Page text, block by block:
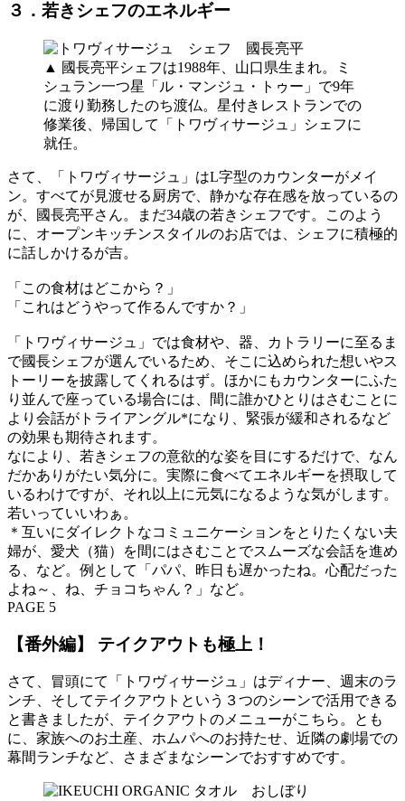
３．若きシェフのエネルギー
▲ 國長亮平シェフは1988年、山口県生まれ。ミ
シュラン一つ星「ル・マンジュ・トゥー」で9年
に渡り勤務したのち渡仏。星付きレストランでの
修業後、帰国して「トワヴィサージュ」シェフに
就任。
さて、「トワヴィサージュ」はL字型のカウンターがメイ
ン。すべてが見渡せる厨房で、静かな存在感を放っているの
が、國長亮平さん。まだ34歳の若きシェフです。このよう
に、オープンキッチンスタイルのお店では、シェフに積極的
に話しかけるが吉。
「この食材はどこから？」
「これはどうやって作るんですか？」
「トワヴィサージュ」では食材や、器、カトラリーに至るま
で國長シェフが選んでいるため、そこに込められた想いやス
トーリーを披露してくれるはず。ほかにもカウンターにふた
り並んで座っている場合には、間に誰かひとりはさむことに
より会話がトライアングル*になり、緊張が緩和されるなど
の効果も期待されます。
なにより、若きシェフの意欲的な姿を目にするだけで、なん
だかありがたい気分に。実際に食べてエネルギーを摂取して
いるわけですが、それ以上に元気になるような気がします。
若いっていいわぁ。
＊互いにダイレクトなコミュニケーションをとりたくない夫
婦が、愛犬（猫）を間にはさむことでスムーズな会話を進め
る、など。例として「パパ、昨日も遅かったね。心配だった
よね～、ね、チョコちゃん？」など。
PAGE 5
【番外編】 テイクアウトも極上！
さて、冒頭にて「トワヴィサージュ」はディナー、週末のラ
ンチ、そしてテイクアウトという３つのシーンで活用できる
と書きましたが、テイクアウトのメニューがこちら。とも
に、家族へのお土産、ホムパへのお持たせ、近隣の劇場での
幕間ランチなど、さまざまなシーンでおすすめです。